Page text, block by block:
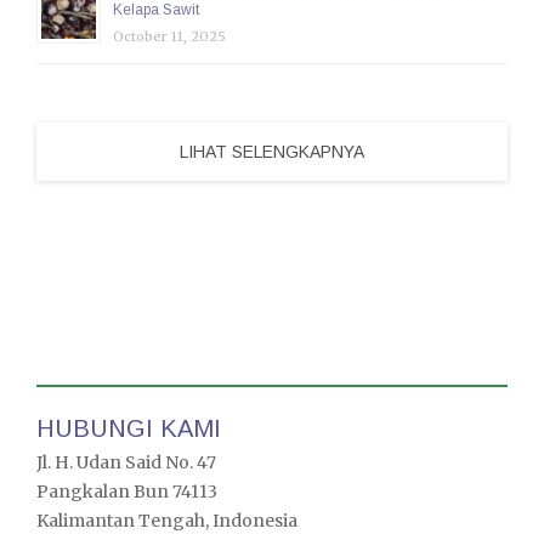
Kelapa Sawit
October 11, 2025
LIHAT SELENGKAPNYA
HUBUNGI KAMI
Jl. H. Udan Said No. 47
Pangkalan Bun 74113
Kalimantan Tengah, Indonesia